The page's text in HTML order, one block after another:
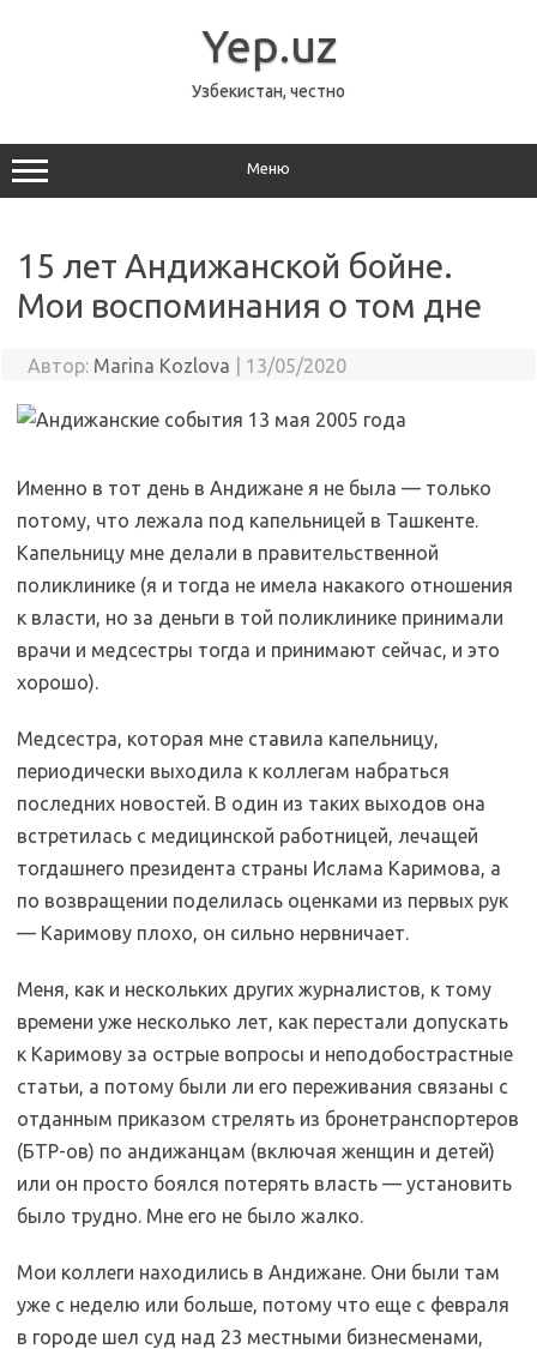
Yep.uz
Узбекистан, честно
Меню
15 лет Андижанской бойне.
Мои воспоминания о том дне
Автор: Marina Kozlova 13/05/2020
Именно в тот день в Андижане я не была — только
потому, что лежала под капельницей в Ташкенте.
Капельницу мне делали в правительственной
поликлинике (я и тогда не имела накакого отношения
к власти, но за деньги в той поликлинике принимали
врачи и медсестры тогда и принимают сейчас, и это
хорошо).
Медсестра, которая мне ставила капельницу,
периодически выходила к коллегам набраться
последних новостей. В один из таких выходов она
встретилась с медицинской работницей, лечащей
тогдашнего президента страны Ислама Каримова, а
по возвращении поделилась оценками из первых рук
— Каримову плохо, он сильно нервничает.
Меня, как и нескольких других журналистов, к тому
времени уже несколько лет, как перестали допускать
к Каримову за острые вопросы и неподобострастные
статьи, а потому были ли его переживания связаны с
отданным приказом стрелять из бронетранспортеров
(БТР-ов) по андижанцам (включая женщин и детей)
или он просто боялся потерять власть — установить
было трудно. Мне его не было жалко.
Мои коллеги находились в Андижане. Они были там
уже с неделю или больше, потому что еще с февраля
в городе шел суд над 23 местными бизнесменами,